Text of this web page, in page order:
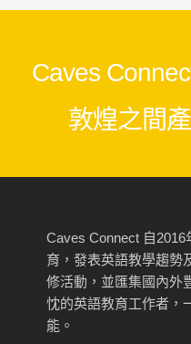
Caves
敦煌之間
Caves Connect 自
育，發表英語教學趨勢
修活動，並匯集國內外
忱的英語教育工作者，
能。